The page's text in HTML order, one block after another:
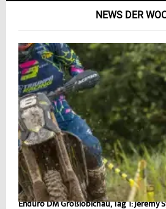
NEWS DER
Enduro DM Großlöbichau, Tag 1: Jeremy